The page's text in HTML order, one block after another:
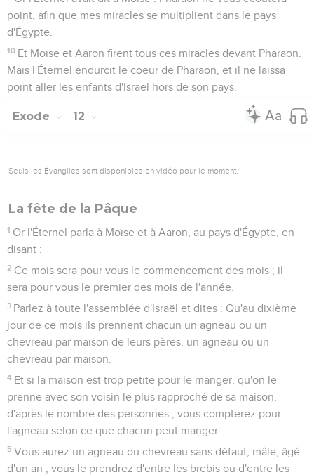
point, afin que mes miracles se multiplient dans le pays
d'Égypte.
10 Et Moïse et Aaron firent tous ces miracles devant Pharaon.
Mais l'Éternel endurcit le coeur de Pharaon, et il ne laissa
point aller les enfants d'Israël hors de son pays.
Exode 12
Seuls les Évangiles sont disponibles en vidéo pour le moment.
La fête de la Pâque
1 Or l'Éternel parla à Moïse et à Aaron, au pays d'Égypte, en
disant :
2 Ce mois sera pour vous le commencement des mois ; il
sera pour vous le premier des mois de l'année.
3 Parlez à toute l'assemblée d'Israël et dites : Qu'au dixième
jour de ce mois ils prennent chacun un agneau ou un
chevreau par maison de leurs pères, un agneau ou un
chevreau par maison.
4 Et si la maison est trop petite pour le manger, qu'on le
prenne avec son voisin le plus rapproché de sa maison,
d'après le nombre des personnes ; vous compterez pour
l'agneau selon ce que chacun peut manger.
5 Vous aurez un agneau ou chevreau sans défaut, mâle, âgé
d'un an ; vous le prendrez d'entre les brebis ou d'entre les